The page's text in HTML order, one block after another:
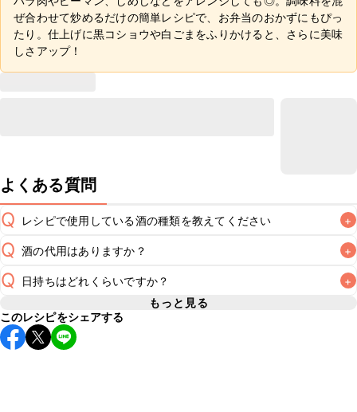
ぜ合わせて炒めるだけの簡単レシピで、お弁当のおかずにもぴっ
たり。仕上げに黒コショウや白ごまをふりかけると、さらに美味
しさアップ！
よくある質問
Q レシピで使用している酒の種類を教えてください +
A
Q 酒の代用はありますか？ +
A
Q 日持ちはどれくらいですか？ +
A
保存期間は冷蔵で翌日中が目安です。なるべくお早めにお召
し上がりください。
もっと見る
このレシピをシェアする